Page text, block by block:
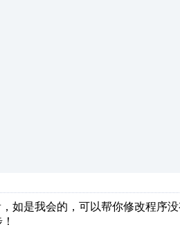
如是我会的，可以帮你修改程序